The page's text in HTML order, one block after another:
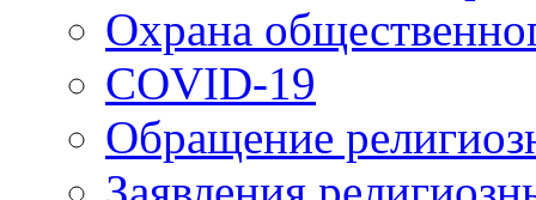
Охрана
COVID-19
Обращение